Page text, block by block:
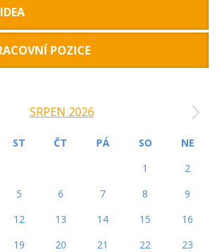
POZICE
SRPEN 2026
ST ČT PÁ SO
NE
1
2
5 6 7 8
9
12 13 14 15
16
19 20 21 22
23